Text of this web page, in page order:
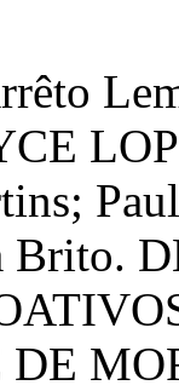
Brito.